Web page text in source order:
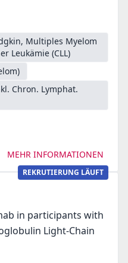
Multiples Myelom
Leukämie (CLL)
Chron. Lymphat.
MEHR INFORMATIONEN
REKRUTIERUNG LÄUFT
in participants with
Light-Chain